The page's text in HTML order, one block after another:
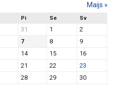
Maijs »
Pi Se Sv
31 1
2
7 8
9
14 15
16
21 22
23
28 29
30